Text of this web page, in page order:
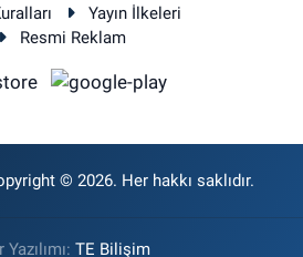
Yayın İlkeleri
Resmi Reklam
© 2026. Her hakkı saklıdır.
TE Bilişim